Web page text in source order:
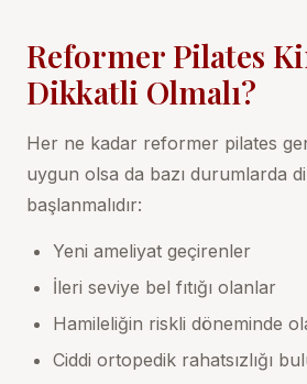
Reformer Pilates
Dikkatli Olmalı?
Her ne kadar reformer pilates
uygun olsa da bazı durumlarda
başlanmalıdır:
Yeni ameliyat geçirenler
İleri seviye bel fıtığı olanlar
Hamileliğin riskli döneminde
Ciddi ortopedik rahatsızlığı